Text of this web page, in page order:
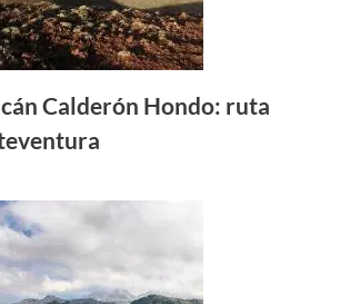
Calderón Hondo: ruta